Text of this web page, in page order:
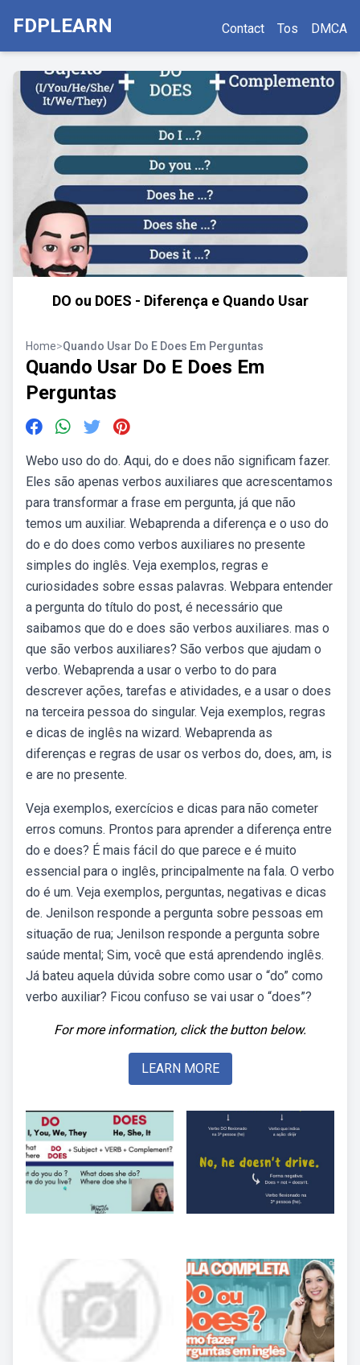
FDPLEARN Contact Tos DMCA
DO ou DOES - Diferença e Quando Usar
Home>Quando Usar Do E Does Em Perguntas
Quando Usar Do E Does Em
Perguntas
Webo uso do do. Aqui, do e does não significam fazer.
Eles são apenas verbos auxiliares que acrescentamos
para transformar a frase em pergunta, já que não
temos um auxiliar. Webaprenda a diferença e o uso do
do e do does como verbos auxiliares no presente
simples do inglês. Veja exemplos, regras e
curiosidades sobre essas palavras. Webpara entender
a pergunta do título do post, é necessário que
saibamos que do e does são verbos auxiliares. mas o
que são verbos auxiliares? São verbos que ajudam o
verbo. Webaprenda a usar o verbo to do para
descrever ações, tarefas e atividades, e a usar o does
na terceira pessoa do singular. Veja exemplos, regras
e dicas de inglês na wizard. Webaprenda as
diferenças e regras de usar os verbos do, does, am, is
e are no presente.
Veja exemplos, exercícios e dicas para não cometer
erros comuns. Prontos para aprender a diferença entre
do e does? É mais fácil do que parece e é muito
essencial para o inglês, principalmente na fala. O verbo
do é um. Veja exemplos, perguntas, negativas e dicas
de. Jenilson responde a pergunta sobre pessoas em
situação de rua; Jenilson responde a pergunta sobre
saúde mental; Sim, você que está aprendendo inglês.
Já bateu aquela dúvida sobre como usar o “do” como
verbo auxiliar? Ficou confuso se vai usar o “does”?
For more information, click the button below.
LEARN MORE